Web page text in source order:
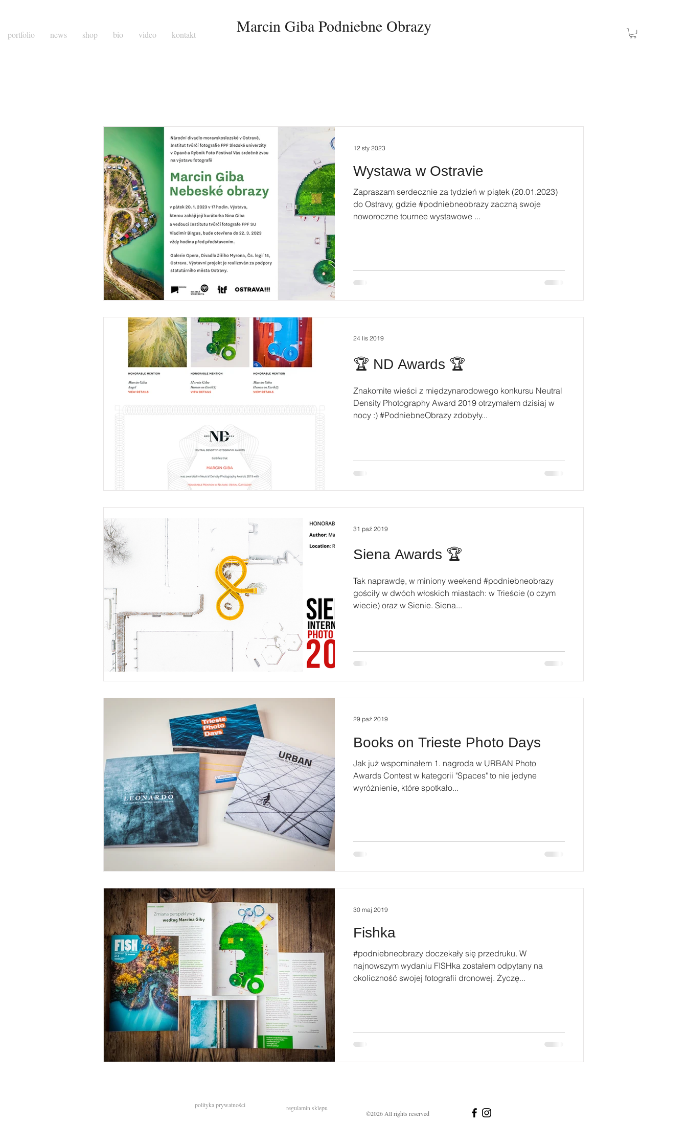
Marcin Giba Podniebne Obrazy
portfolio news shop bio video kontakt
Wystawa w Ostravie
Zapraszam serdecznie za tydzień w piątek (20.01.2023)
do Ostravy, gdzie #podniebneobrazy zaczną swoje
noworoczne tournee wystawowe ...
12 sty 2023
🏆 ND Awards 🏆
Znakomite wieści z międzynarodowego konkursu Neutral
Density Photography Award 2019 otrzymałem dzisiaj w
nocy :) #PodniebneObrazy zdobyły...
24 lis 2019
Siena Awards 🏆
Tak naprawdę, w miniony weekend #podniebneobrazy
gościły w dwóch włoskich miastach: w Trieście (o czym
wiecie) oraz w Sienie. Siena...
31 paź 2019
Books on Trieste Photo Days
Jak już wspominałem 1. nagroda w URBAN Photo
Awards Contest w kategorii "Spaces" to nie jedyne
wyróżnienie, które spotkało...
29 paź 2019
Fishka
#podniebneobrazy doczekały się przedruku. W
najnowszym wydaniu FISHka zostałem odpytany na
okoliczność swojej fotografii dronowej. Życzę...
30 maj 2019
polityka prywatności
©2026 All rights reserved
regulamin sklepu